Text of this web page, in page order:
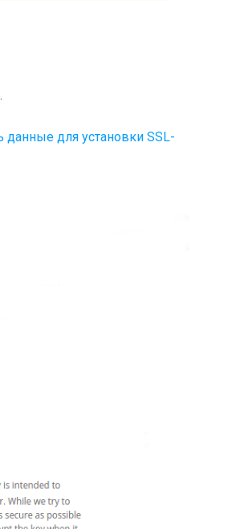
данные для установки SSL-